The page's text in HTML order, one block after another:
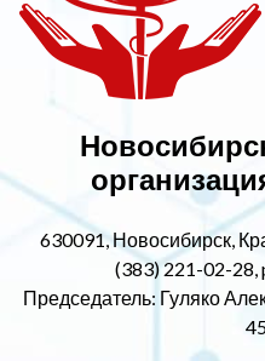
630091, Новосибирск,
(383) 221-02-28,
Председатель: Гуляко